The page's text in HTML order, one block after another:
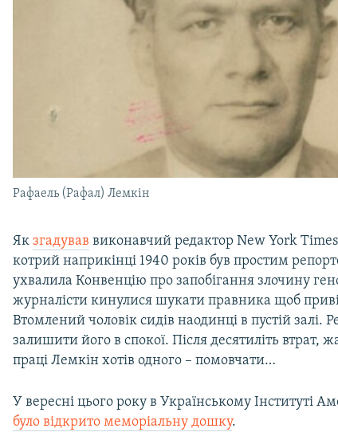
Рафаель (Рафал) Лемкін
Якзгадував ​виконавчий редактор New York
котрий наприкінці 1940 років був простим
ухвалила Конвенцію про запобігання злочину
журналісти кинулися шукати правника щоб
Втомлений чоловік сидів наодинці в пустій залі.
залишити його в спокої. Після десятиліть втрат,
праці Лемкін хотів одного – помовчати…
У вересні цього року в Українському Інституті
було відкрито меморіальну дошку. ​